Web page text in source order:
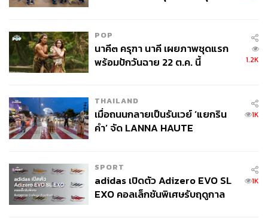
POP
นาคี๓ ครุฑา นาคี เผยภาพชุดแรก
พร้อมปักวันฉาย 22 ต.ค. นี้
1.2K
THAILAND
เมื่อถนนกลายเป็นรันเวย์ ‘แยกริน
คำ’ จัด LANNA HAUTE
1K
SPORT
adidas เปิดตัว Adizero EVO SL
EXO คอลเล็กชันพิเศษรับฤดูกาล
1K